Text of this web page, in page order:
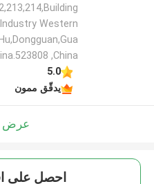
Western
,China
5.0
يدقّق ممون
عرض
احصل على